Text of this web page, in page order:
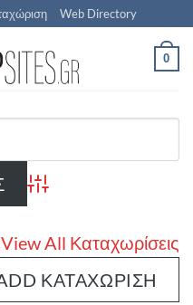
Web Directory
0
Advanced Search
View All Καταχωρίσεις
ΚΑΤΑΧΏΡΙΣΗ